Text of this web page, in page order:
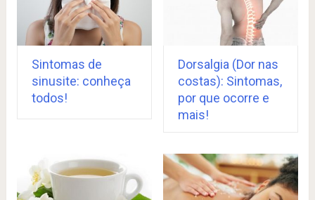
Sintomas de
sinusite: conheça
todos!
Dorsalgia (Dor nas
costas): Sintomas,
por que ocorre e
mais!